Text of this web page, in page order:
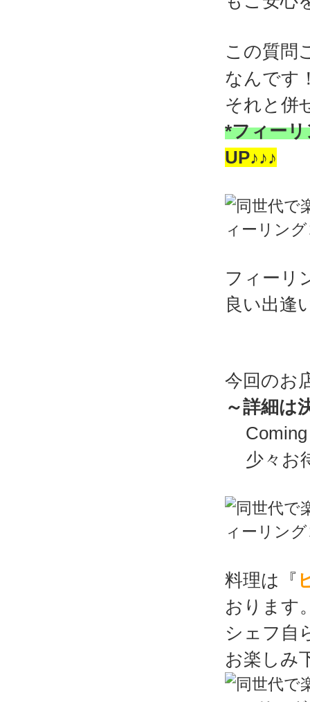
この質問
なんです
それと併
*フィー
UP♪♪♪
フィーリ
良い出逢
今回のお
～詳細は
少々お
料理は『
おります
シェフ自
お楽しみ